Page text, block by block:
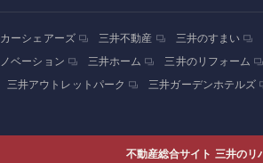
ーシェアーズ 三井不動産 三井のすまい
ベーション 三井ホーム 三井のリフォーム
三井アウトレットパーク 三井ガーデンホテルズ
不動産総合サイト 三井のリ